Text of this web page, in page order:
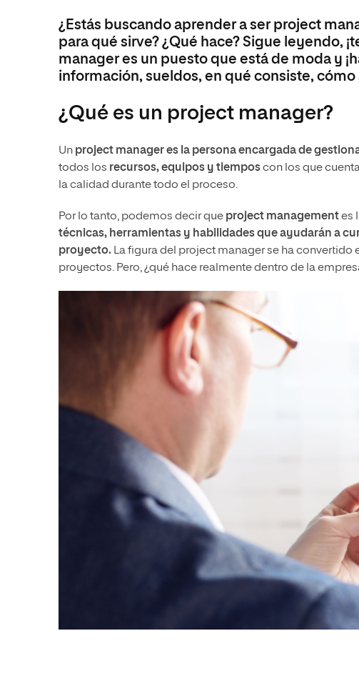
con especialidad en Python
¿Estás buscando aprender a ser project
para qué sirve? ¿Qué hace? Sigue leyendo,
manager es un puesto que está de moda y
información, sueldos, en qué consiste,
¿Qué es un project manager?
Un project manager es la persona encargada de
todos los recursos, equipos y tiemposcon los que
la calidad durante todo el proceso.
Por lo tanto, podemos decir que project managementes
técnicas, herramientas y habilidades que ayudarán a
proyecto. La figura del project manager se ha
proyectos. Pero, ¿qué hace realmente dentro de la